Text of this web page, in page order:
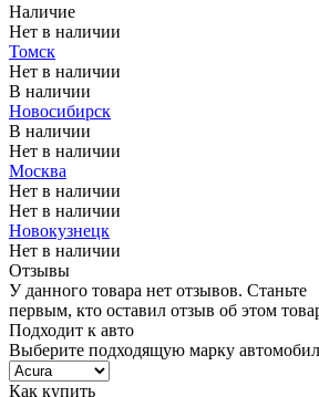
Наличие
Нет в наличии
Томск
Нет в наличии
В наличии
Новосибирск
В наличии
Нет в наличии
Москва
Нет в наличии
Нет в наличии
Новокузнецк
Нет в наличии
Отзывы
У данного товара нет отзывов. Станьте
первым, кто оставил отзыв об этом
Подходит к авто
Выберите подходящую марку
Как купить